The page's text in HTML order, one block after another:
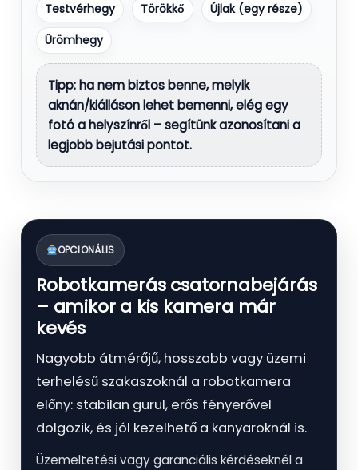
Testvérhegy
Törökkő
Újlak (egy része)
Ürömhegy
Tipp: ha nem biztos benne, melyik
aknán/kiálláson lehet bemenni, elég egy
fotó a helyszínről – segítünk azonosítani a
legjobb bejutási pontot.
OPCIONÁLIS
Robotkamerás csatornabejárás
– amikor a kis kamera már
kevés
Nagyobb átmérőjű, hosszabb vagy üzemi
terhelésű szakaszoknál a robotkamera
előny: stabilan gurul, erős fényerővel
dolgozik, és jól kezelhető a kanyaroknál is.
Üzemeltetési vagy garanciális kérdéseknél a